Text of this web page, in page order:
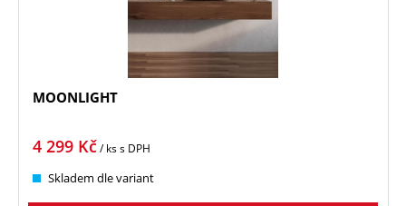
MOONLIGHT
4 299 Kč/ kss DPH
Skladem dle variant